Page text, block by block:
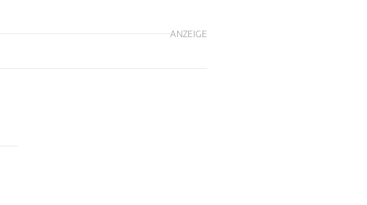
ANZEIGE